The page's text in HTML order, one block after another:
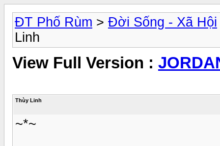
ĐT Phố Rùm > Đời Sống - Xã Hội
Linh
View Full Version :
Thùy Linh
~*~